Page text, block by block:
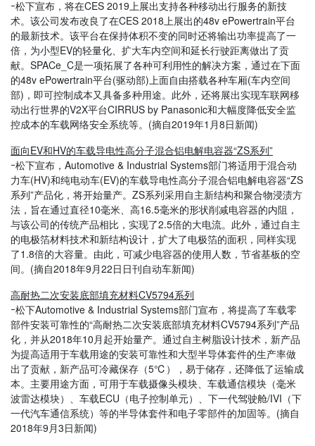
ｰ松下宣布， 将在CES 2019上展出支持各种移动出行服务的新技
术。该公司发布改良了在CES 2018上展出的48v ePowertrain平台
的最新技术。该平台在保持体积不变的同时还将输出功率提高了一
倍，为小型EV的轻量化、扩大车内空间和延长行驶距离做出了贡
献。SPACe_C是一项拓展了各种可利用性的解决方案，通过在下面
的48v ePowertrain平台(驱动部)上面自由搭载各种车厢(车内空间
部)，即可控制成本又具备多种用途。此外，还将展出实现车联网移
动出行世界的V2X平台CIRRUS by Panasonic和大幅度降低安全监
控成本的车载网络安全系统等。 (摘自2019年1 月8日新闻)
面向EV和HV的车载导电性高分子混合铝电解电容器“ZS系列”
ｰ松下宣布，Automotive & Industrial Systems部门将适用于混合动
力车(HV)和纯电动车(EV)的车载导电性高分子混合铝电解电容器“ZS
系列”产品化，将开始量产。ZS系列采用自主新结构和聚合物浸渍方
法，旨在通过直径10毫米、高16.5毫米的形状削减电容器的内阻，
与该公司的传统产品相比，实现了2.5倍的大电流。此外，通过自主
的电极箔材料技术和新结构设计，扩大了电极箔的面积，同样实现
了1.8倍的大容量。由此，可减少电容器的使用人数，节省基板的空
间。(摘自2018年9月22日日刊自动车新闻)
高耐热二次安装底部填充材料CV5794系列
ｰ松下Automotive & Industrial Systems部门宣布，将提高了车载零
部件安装可靠性的“高耐热二次安装底部填充材料CV5794系列”产品
化，并从2018年10月起开始量产。通过自主树脂设计技术，新产品
为提高适用于车载用途的安装可靠性和大型半导体套件的生产率做
出了贡献，新产品可冷藏保存（5℃），易于储存，还降低了运输成
本。主要用途方面，可用于车载摄像头模块、车载通信模块（毫米
波雷达模块）、车载ECU （电子控制单元）、下一代驾驶舱/IVI （下
一代汽车通信系统）等的半导体套件和电子零部件的加固等。 (摘自
2018年9月3日新闻)